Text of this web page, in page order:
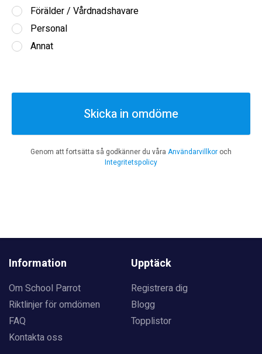
Förälder / Vårdnadshavare
Personal
Annat
Skicka in omdöme
Genom att fortsätta så godkänner du våra Användarvillkor och
Integritetspolicy
Information
Om School Parrot
Riktlinjer för omdömen
FAQ
Kontakta oss
Upptäck
Registrera dig
Blogg
Topplistor